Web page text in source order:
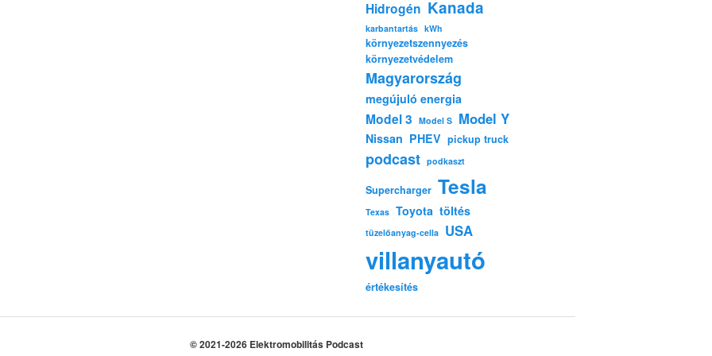
Hidrogén Kanada
karbantartás kWh
környezetszennyezés
környezetvédelem
Magyarország
megújuló energia
Model 3 Model S Model Y
Nissan PHEV pickup truck
podcast podkaszt
Supercharger Tesla
Texas Toyota töltés
tüzelőanyag-cella USA
villanyautó
értékesítés
© 2021-2026 Elektromobilitás Podcast